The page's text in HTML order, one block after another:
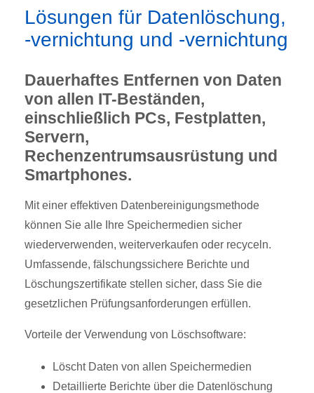
Lösungen für Datenlöschung,
-vernichtung und -vernichtung
Dauerhaftes Entfernen von Daten
von allen IT-Beständen,
einschließlich PCs, Festplatten,
Servern,
Rechenzentrumsausrüstung und
Smartphones.
Mit einer effektiven Datenbereinigungsmethode
können Sie alle Ihre Speichermedien sicher
wiederverwenden, weiterverkaufen oder recyceln.
Umfassende, fälschungssichere Berichte und
Löschungszertifikate stellen sicher, dass Sie die
gesetzlichen Prüfungsanforderungen erfüllen.
Vorteile der Verwendung von Löschsoftware:
Löscht Daten von allen Speichermedien
Detaillierte Berichte über die Datenlöschung